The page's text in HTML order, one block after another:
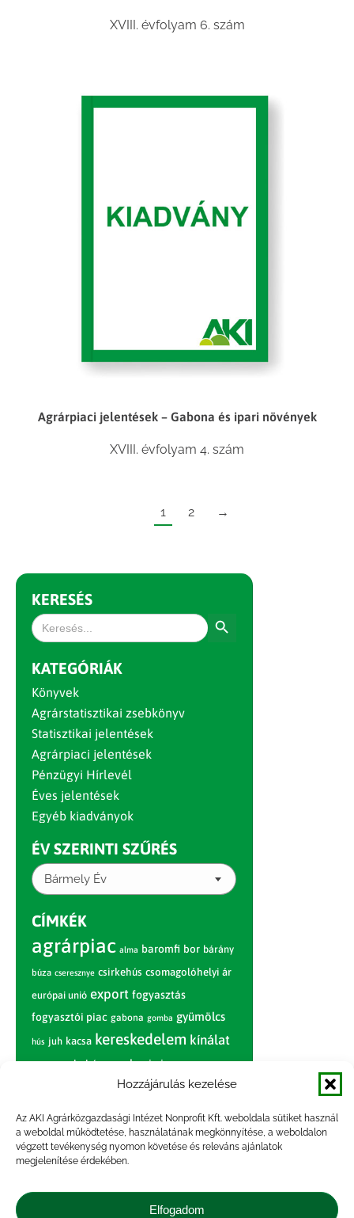
Hozzájárulás kezelése
Az AKI Agrárközgazdasági Intézet Nonprofit Kft. weboldala sütiket használ
a weboldal működtetése, használatának megkönnyítése, a weboldalon
végzett tevékenység nyomon követése és releváns ajánlatok
megjelenítése érdekében.
Elfogadom
XVIII. évfolyam 6. szám
Agrárpiaci jelentések – Gabona és ipari növények
XVIII. évfolyam 4. szám
1 2 →
KERESÉS
Search
for:
KATEGÓRIÁK
Könyvek
Agrárstatisztikai zsebkönyv
Statisztikai jelentések
Agrárpiaci jelentések
Pénzügyi Hírlevél
Éves jelentések
Egyéb kiadványok
ÉV SZERINTI SZŰRÉS
Bármely Év
CÍMKÉK
agrárpiac alma baromfi bor bárány
búza cseresznye csirkehús csomagolóhelyi ár
európai unió export fogyasztás
fogyasztói piac gabona gomba gyümölcs
hús juh kacsa kereskedelem kínálat
körte marhahús nagybani piac narancs
nemzetközi árinformációk
paradicsom piac piaci jelentés
pulyka pulykahús sertés sertéshús
szarvasmarha termelés
termelői
zöldség árak